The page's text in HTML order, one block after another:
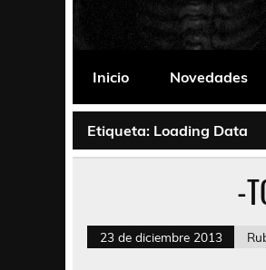
La
Inicio
Novedades
Etiqueta: Loading Data
-
23 de diciembre 2013